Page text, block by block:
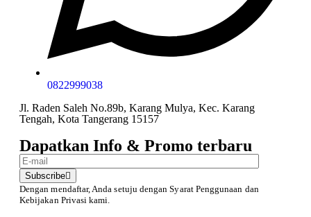
0822999038
Jl. Raden Saleh No.89b, Karang Mulya, Kec. Karang
Tengah, Kota Tangerang 15157
Dapatkan Info & Promo terbaru
Subscribe
Dengan mendaftar, Anda setuju dengan Syarat Penggunaan dan
Kebijakan Privasi kami.